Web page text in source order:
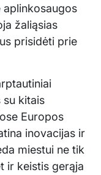
žaliąsias
prisidėti prie
su kitais
Europos
inovacijas ir
miestui ne tik
ir keistis gerąja